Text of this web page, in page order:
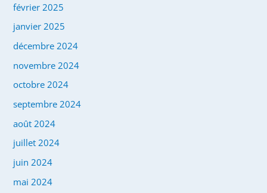
février 2025
janvier 2025
décembre 2024
novembre 2024
octobre 2024
septembre 2024
août 2024
juillet 2024
juin 2024
mai 2024